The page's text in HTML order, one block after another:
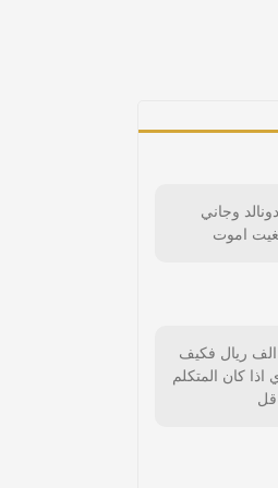
وجاني
اموت
المتر هناك ب١٨٠ الف ريال فكيف
كان المتكلم